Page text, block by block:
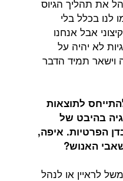
את תהליך הגיוס
לנו בכלל בלי
אבל אנחנו
לא יהיה על
וישאר תמיד הדבר
לתוצאות
בהיבט של
הפרטיות. איפה,
האנוש?
לראיין או לנהל